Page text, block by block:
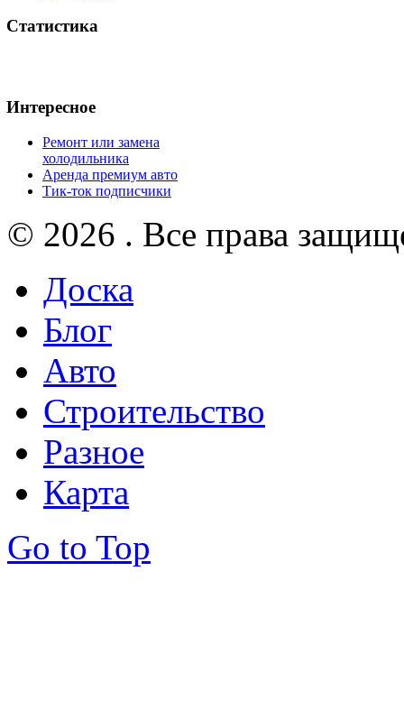
Статистика
Интересное
Ремонт или замена
холодильника
Аренда премиум авто
Тик-ток подписчики
© 2026 . Все права
Доска
Блог
Авто
Строительство
Разное
Карта
Go to Top